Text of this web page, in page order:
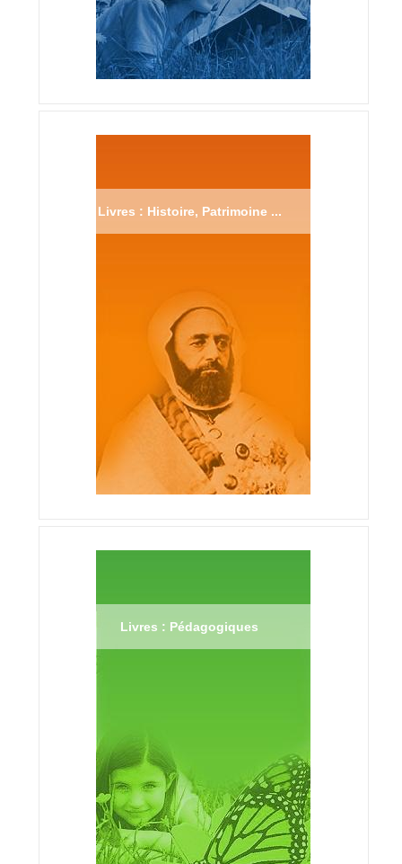
Livres : Histoire, Patrimoine ...
Livres : Pédagogiques